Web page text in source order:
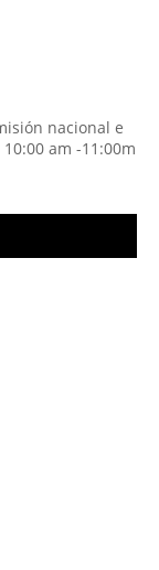
nacional e
am -11:00m